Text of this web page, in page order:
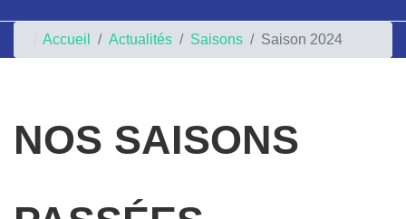
Accueil Actualités Saisons Saison 2024
NOS SAISONS